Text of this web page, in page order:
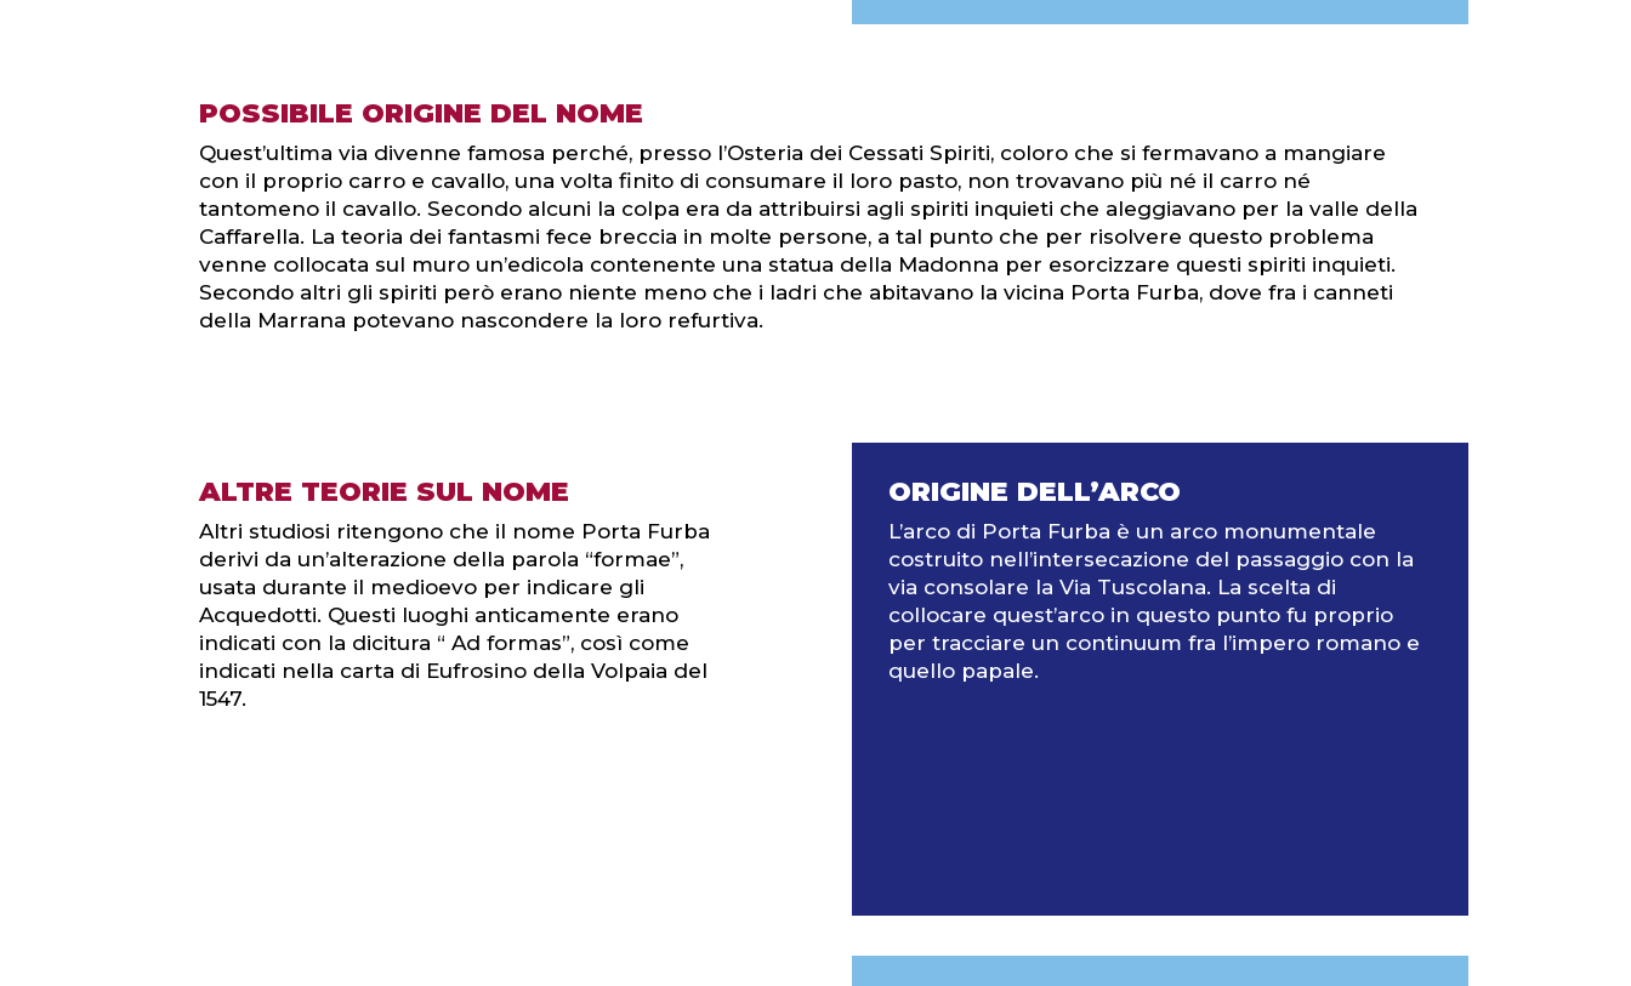
POSSIBILE ORIGINE DEL NOME
Quest’ultima via divenne famosa perché, presso l’Osteria dei Cessati Spiriti, coloro che si fermavano a mangiare
con il proprio carro e cavallo, una volta finito di consumare il loro pasto, non trovavano più né il carro né
tantomeno il cavallo. Secondo alcuni la colpa era da attribuirsi agli spiriti inquieti che aleggiavano per la valle della
Caffarella. La teoria dei fantasmi fece breccia in molte persone, a tal punto che per risolvere questo problema
venne collocata sul muro un’edicola contenente una statua della Madonna per esorcizzare questi spiriti inquieti.
Secondo altri gli spiriti però erano niente meno che i ladri che abitavano la vicina Porta Furba, dove fra i canneti
della Marrana potevano nascondere la loro refurtiva.
ALTRE TEORIE SUL NOME
Altri studiosi ritengono che il nome Porta Furba
derivi da un’alterazione della parola “formae”,
usata durante il medioevo per indicare gli
Acquedotti. Questi luoghi anticamente erano
indicati con la dicitura “ Ad formas”, così come
indicati nella carta di Eufrosino della Volpaia del
1547.
ORIGINE DELL’ARCO
L’arco di Porta Furba è un arco monumentale
costruito nell’intersecazione del passaggio con la
via consolare la Via Tuscolana. La scelta di
collocare quest’arco in questo punto fu proprio
per tracciare un continuum fra l’impero romano e
quello papale.